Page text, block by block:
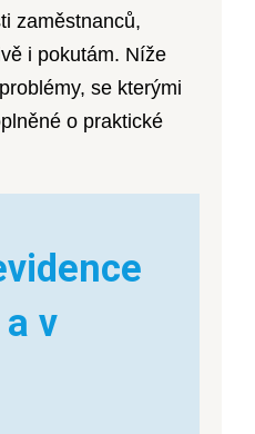
zaměstnanců,
i pokutám. Níže
se kterými
o praktické
v